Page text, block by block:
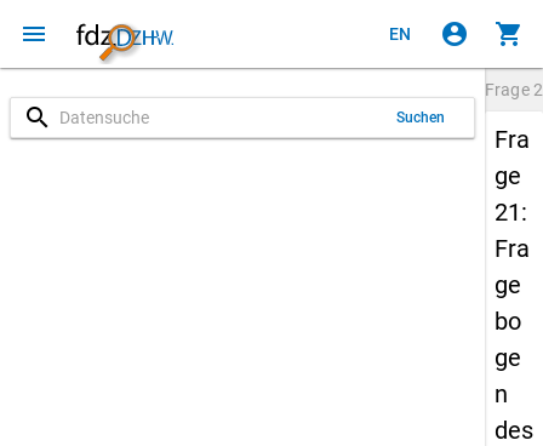
menu EN account_circle shopping_cart
search Suchen
Frage
Fra
ge
21:
Fra
ge
bo
ge
n
des